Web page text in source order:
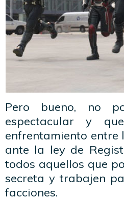
Pero bueno, no
espectacular y
enfrentamiento entre
ante la ley de
todos aquellos que
secreta y trabajen
facciones.